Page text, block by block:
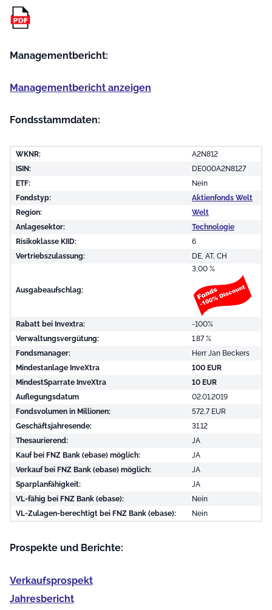
Managementbericht:
Managementbericht anzeigen
Fondsstammdaten:
WKNR:
A2N812
ISIN:
DE000A2N8127
ETF:
Nein
Fondstyp:
Aktienfonds Welt
Region:
Welt
Anlagesektor:
Technologie
Risikoklasse KIID:
6
Vertriebszulassung:
DE, AT, CH
Ausgabeaufschlag:
3,00 %
Rabatt bei Invextra:
-100%
Verwaltungsvergütung:
1.87 %
Fondsmanager:
Herr Jan Beckers
Mindestanlage InveXtra
100 EUR
MindestSparrate InveXtra
10 EUR
Auflegungsdatum
02.01.2019
Fondsvolumen in Millionen:
572,7 EUR
Geschäftsjahresende:
31.12
Thesaurierend:
JA
Kauf bei FNZ Bank (ebase) möglich:
JA
Verkauf bei FNZ Bank (ebase) möglich:
JA
Sparplanfähigkeit:
JA
VL-fähig bei FNZ Bank (ebase):
Nein
VL-Zulagen-berechtigt bei FNZ Bank (ebase):
Nein
Prospekte und Berichte:
Verkaufs­prospekt
Jahres­bericht